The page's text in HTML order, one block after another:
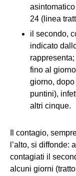
24 (linea
il secondo,
indicato
fino al
giorno,
puntini),
altri cinque.
Il contagio,
l’alto, si diffonde:
contagiati il
alcuni giorni